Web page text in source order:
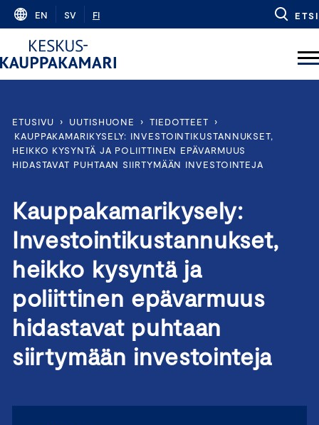
Skip
content
EN SV FI ETSI
ETUSIVU › UUTISHUONE › TIEDOTTEET
›
KAUPPAKAMARIKYSELY: INVESTOINTIKUSTANNUKSET,
HEIKKO KYSYNTÄ JA POLIITTINEN EPÄVARMUUS
HIDASTAVAT PUHTAAN SIIRTYMÄÄN INVESTOINTEJA
Kauppakamarikysely:
Investointikustannukset,
heikko kysyntä ja
poliittinen epävarmuus
hidastavat puhtaan
siirtymään investointeja